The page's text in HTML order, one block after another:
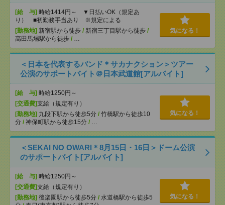
[給 与] 時給1414円～ ▼日払いOK（規定あ
り） ■初勤務手当あり ※規定による
[勤務地] 新宿駅から徒歩 / 新宿三丁目駅から徒歩 /
高田馬場駅から徒歩 / …
気になる！
＜日本を代表するバンド＊サカナクション＞ツアー
公演のサポートバイト＠日本武道館[アルバイト]
[給 与] 時給1250円～
[交通費]支給（規定有り）
[勤務地] 九段下駅から徒歩5分 / 竹橋駅から徒歩10
分 / 神保町駅から徒歩15分 / …
気になる！
＜SEKAI NO OWARI＊8月15日・16日＞ドーム公演
のサポートバイト[アルバイト]
[給 与] 時給1250円～
[交通費]支給（規定有り）
[勤務地] 後楽園駅から徒歩5分 / 水道橋駅から徒歩5
気になる！